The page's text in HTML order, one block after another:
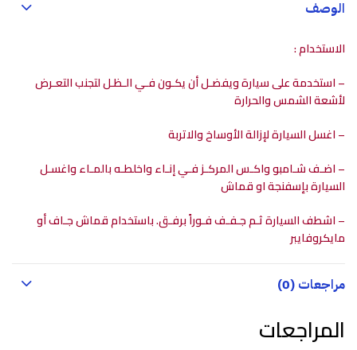
الوصف
الاستخدام :
– استخدمة على سيارة ويفضـل أن يكـون فـي الـظـل لتجنب التعـرض
لأشعة الشمس والحرارة
– اغسل السيارة لإزالة الأوساخ والاتربة
– اضـف شـامبو واكـس المركـز فـي إنـاء واخلطـه بالمـاء واغسـل
السيارة بإسفنجة او قماش
– اشطف السيارة ثـم جـفـف فـوراً برفـق. باستخدام قماش جـاف أو
مايكروفايبر
مراجعات (0)
المراجعات